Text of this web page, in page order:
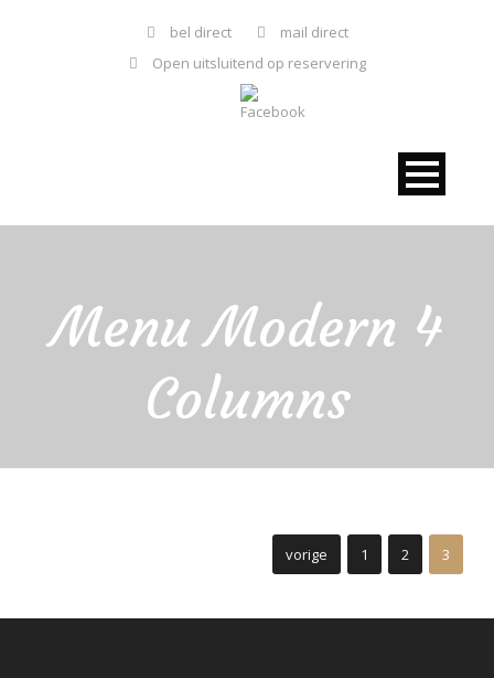
bel direct
mail direct
Open uitsluitend op reservering
Menu Modern 4
Columns
vorige 1 2 3